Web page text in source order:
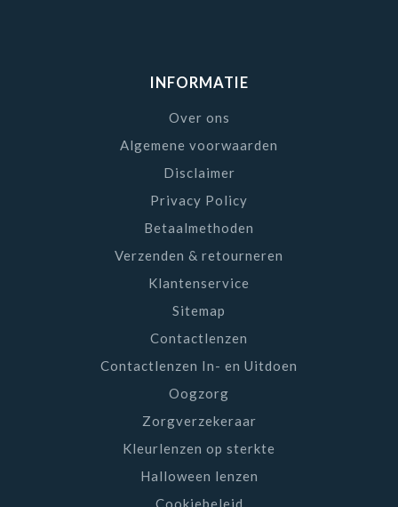
INFORMATIE
Over ons
Algemene voorwaarden
Disclaimer
Privacy Policy
Betaalmethoden
Verzenden & retourneren
Klantenservice
Sitemap
Contactlenzen
Contactlenzen In- en Uitdoen
Oogzorg
Zorgverzekeraar
Kleurlenzen op sterkte
Halloween lenzen
Cookiebeleid